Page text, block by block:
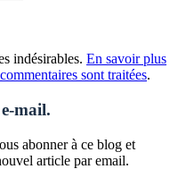
indésirables. En savoir plus
sont traitées.
mail.
abonner à ce blog et
article par email.